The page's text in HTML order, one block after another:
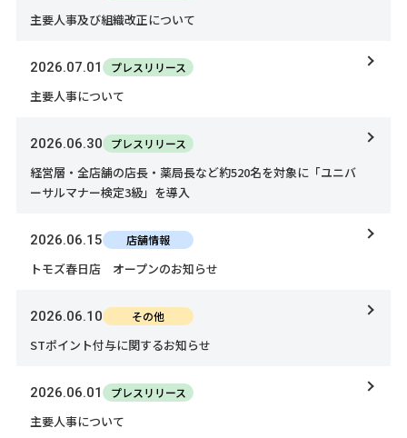
主要人事及び組織改正について
2026.07.01 プレスリリース
主要人事について
2026.06.30 プレスリリース
経営層・全店舗の店長・薬局長など約520名を対象に「ユニバ
ーサルマナー検定3級」を導入
2026.06.15 店舗情報
トモズ春日店 オープンのお知らせ
2026.06.10 その他
STポイント付与に関するお知らせ
2026.06.01 プレスリリース
主要人事について